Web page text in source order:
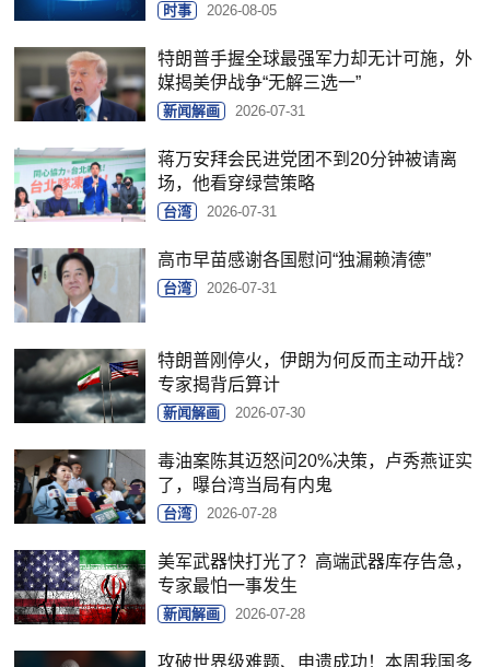
时事 2026-08-05
特朗普手握全球最强军力却无计可施，外
媒揭美伊战争“无解三选一”
新闻解画 2026-07-31
蒋万安拜会民进党团不到20分钟被请离
场，他看穿绿营策略
台湾 2026-07-31
高市早苗感谢各国慰问“独漏赖清德”
台湾 2026-07-31
特朗普刚停火，伊朗为何反而主动开战？
专家揭背后算计
新闻解画 2026-07-30
毒油案陈其迈怒问20%决策，卢秀燕证实
了，曝台湾当局有内鬼
台湾 2026-07-28
美军武器快打光了？高端武器库存告急，
专家最怕一事发生
新闻解画 2026-07-28
攻破世界级难题、申遗成功！本周我国多